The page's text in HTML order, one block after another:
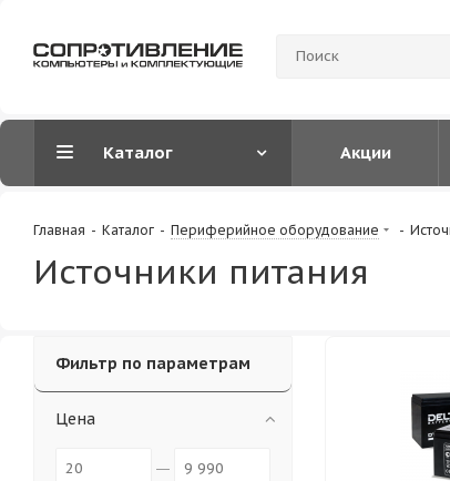
Каталог Акции
Главная - Каталог - Периферийное оборудование -
Источники питания
Фильтр по параметрам
Цена